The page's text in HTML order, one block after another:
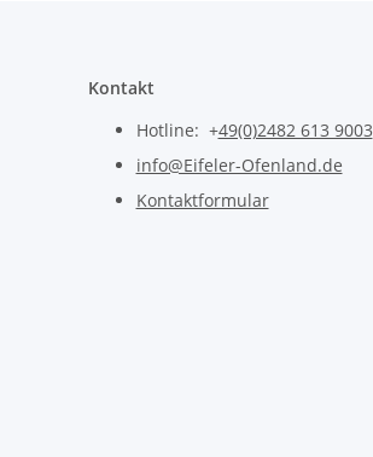
Kontakt
Hotline: +49(0)2482 613 9003
info@Eifeler-Ofenland.de
Kontaktformular